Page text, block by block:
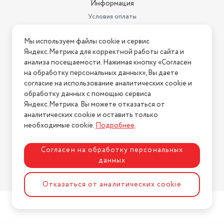
автостарт записи
встроенный динамик
Запись
времени и даты, скорости
Формат записи
MOV
Запись события в отдельный
есть
Поддержка звуковых
форматов
microSD (microSDHC) до 8 Гб
Информация
Условия оплаты
Условия возврата
Нашли ошибку на сайте? Напишите нам
2026 © Интернет-магазин "АстМаркет". У нас есть всё!
Политика конфиденциальности
Разработка сайтаASTDESIGN
Мы используем файлы cookie и сервис
Яндекс.Метрика для корректной работы сайта и
анализа посещаемости. Нажимая кнопку «Согласен
на обработку персональных данных», Вы даете
согласие на использование аналитических cookie и
обработку данных с помощью сервиса
Яндекс.Метрика. Вы можете отказаться от
аналитических cookie и оставить только
необходимые cookie.Подробнее.
Согласен на обработку персональных
данных
Отказаться от аналитических cookie